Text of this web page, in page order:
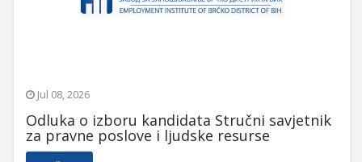
Jul 08, 2026
Odluka o izboru kandidata Stručni savjetnik
za pravne poslove i ljudske resurse